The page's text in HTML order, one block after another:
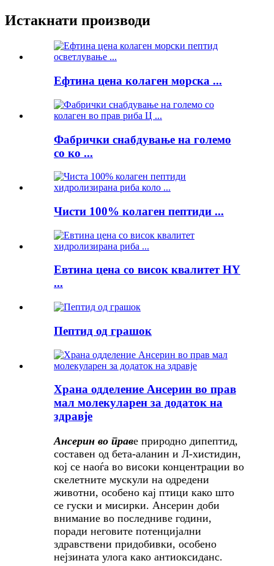
Истакнати производи
Ефтина цена колаген морска ...
Фабрички снабдување на големо
со ко ...
Чисти 100% колаген пептиди ...
Евтина цена со висок квалитет HY
...
Пептид од грашок
Храна одделение Ансерин во прав
мал молекуларен за додаток на
здравје
Ансерин во праве природно дипептид,
составен од бета-аланин и Л-хистидин,
кој се наоѓа во високи концентрации во
скелетните мускули на одредени
животни, особено кај птици како што
се гуски и мисирки. Ансерин доби
внимание во последниве години,
поради неговите потенцијални
здравствени придобивки, особено
нејзината улога како антиоксиданс.